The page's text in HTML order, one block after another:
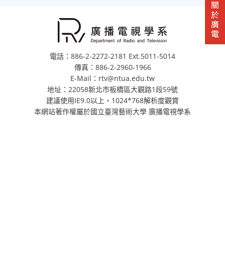
電話：886-2-2272-2181 Ext.5011-5014
傳真：886-2-2960-1966
E-Mail：rtv@ntua.edu.tw
地址：22058新北市板橋區大觀路1段59號
建議使用IE9.0以上，1024*768解析度觀賞
本網站著作權屬於國立臺灣藝術大學 廣播電視學系